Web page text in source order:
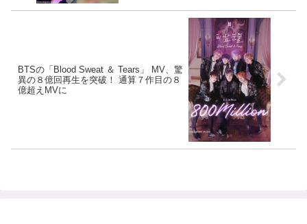
BTSの「Blood Sweat ＆ Tears」 MV、驚
異の８億回再生を突破！ 通算７作目の８
億超えMVに